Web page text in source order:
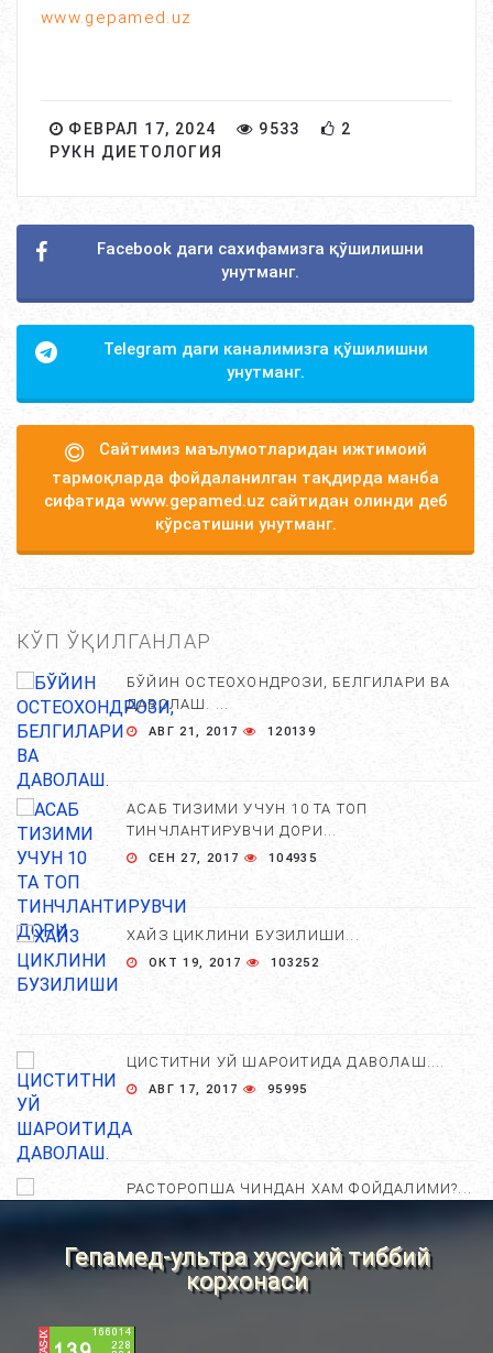
www.gepamed.uz
ФЕВРАЛ 17, 2024 9533
2
РУКН ДИЕТОЛОГИЯ
Facebook даги сахифамизга қўшилишни
унутманг.
Telegram даги каналимизга қўшилишни
унутманг.
Сайтимиз маълумотларидан ижтимоий
тармоқларда фойдаланилган тақдирда манба
сифатида www.gepamed.uz сайтидан олинди деб
кўрсатишни унутманг.
КЎП ЎҚИЛГАНЛАР
БЎЙИН ОСТЕОХОНДРОЗИ, БЕЛГИЛАРИ ВА
ДАВОЛАШ. ...
АВГ 21, 2017 120139
АСАБ ТИЗИМИ УЧУН 10 ТА ТОП
ТИНЧЛАНТИРУВЧИ ДОРИ...
СЕН 27, 2017 104935
ХАЙЗ ЦИКЛИНИ БУЗИЛИШИ...
ОКТ 19, 2017 103252
ЦИСТИТНИ УЙ ШАРОИТИДА ДАВОЛАШ....
АВГ 17, 2017 95995
РАСТОРОПША ЧИНДАН ХАМ ФОЙДАЛИМИ?...
НОСТАНДАРТ УСУЛЛАРИ....
Гепамед-ультра хусусий тиббий
корхонаси